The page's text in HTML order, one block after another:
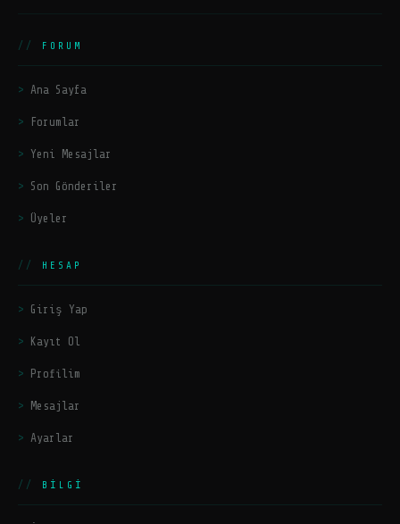
FORUM
Ana Sayfa
Forumlar
Yeni Mesajlar
Son Gönderiler
Üyeler
HESAP
Giriş Yap
Kayıt Ol
Profilim
Mesajlar
Ayarlar
BILGI